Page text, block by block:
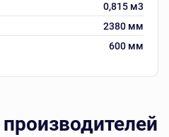
0,815 м3
2380 мм
600 мм